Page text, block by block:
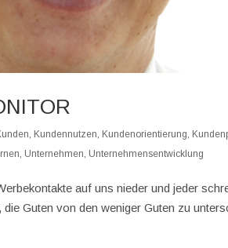
Kundennutzen Kundenorientierung
Unternehmen Unternehmensentwicklung
auf uns nieder und jeder
Guten von den weniger Guten zu